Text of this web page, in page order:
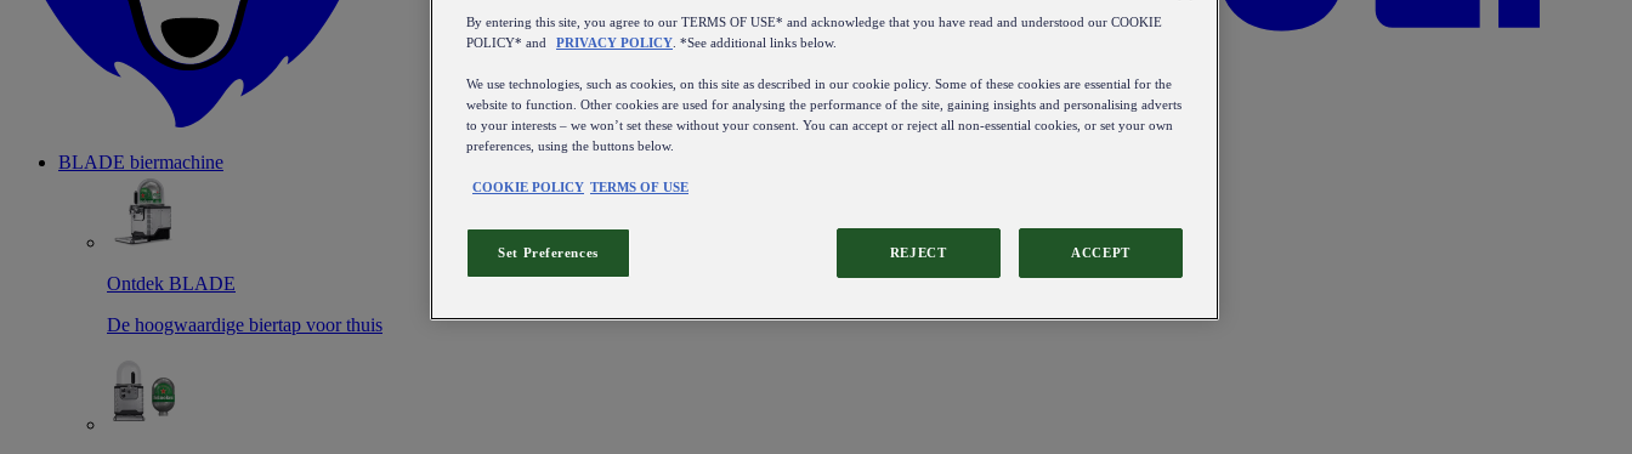
BLADE biermachine
Ontdek BLADE
De hoogwaardige biertap voor thuis
By entering this site, you agree to our TERMS OF USE* and acknowledge that you have read and understood our COOKIE
POLICY* and
PRIVACY POLICY . *See additional links below.
We use technologies, such as cookies, on this site as described in our cookie policy. Some of these cookies are essential for the
website to function. Other cookies are used for analysing the performance of the site, gaining insights and personalising adverts
to your interests – we won’t set these without your consent. You can accept or reject all non-essential cookies, or set your own
preferences, using the buttons below.
COOKIE POLICY TERMS OF USE
REJECT ACCEPT
Set Preferences